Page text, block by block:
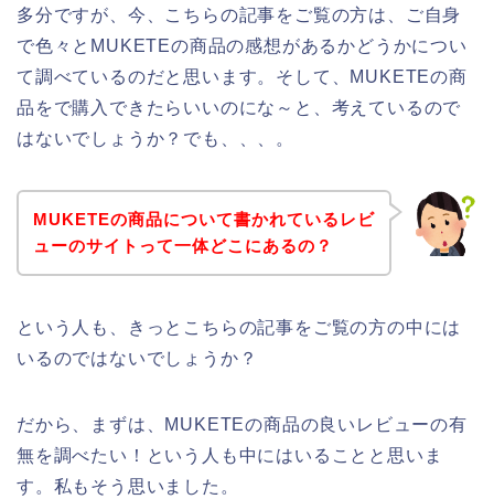
多分ですが、今、こちらの記事をご覧の方は、ご自身
で色々とMUKETEの商品の感想があるかどうかについ
て調べているのだと思います。そして、MUKETEの商
品をで購入できたらいいのにな～と、考えているので
はないでしょうか？でも、、、。
MUKETEの商品について書かれているレビ
ューのサイトって一体どこにあるの？
という人も、きっとこちらの記事をご覧の方の中には
いるのではないでしょうか？
だから、まずは、MUKETEの商品の良いレビューの有
無を調べたい！という人も中にはいることと思いま
す。私もそう思いました。